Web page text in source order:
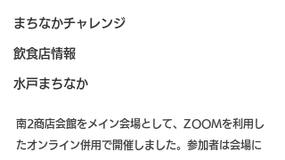
まちなかチャレンジ
飲食店情報
水戸まちなか
南2商店会館をメイン会場として、ZOOMを利用し
たオンライン併用で開催しました。参加者は会場に